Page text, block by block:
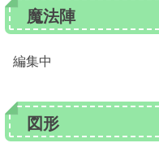
魔法陣
編集中
図形